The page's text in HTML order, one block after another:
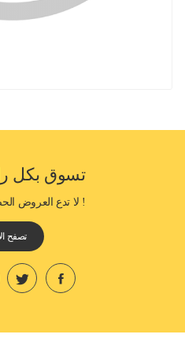
تسوق بكل
! لا تدع العروض
تصفح